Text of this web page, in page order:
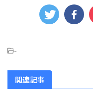
-
関連記事